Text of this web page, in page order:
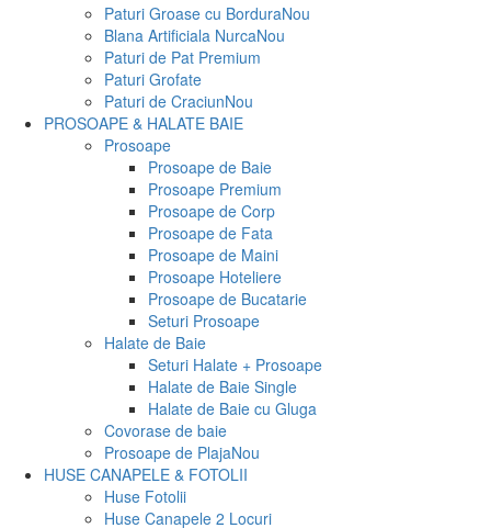
Paturi Groase cu BorduraNou
Blana Artificiala NurcaNou
Paturi de Pat Premium
Paturi Grofate
Paturi de CraciunNou
PROSOAPE & HALATE BAIE
Prosoape
Prosoape de Baie
Prosoape Premium
Prosoape de Corp
Prosoape de Fata
Prosoape de Maini
Prosoape Hoteliere
Prosoape de Bucatarie
Seturi Prosoape
Halate de Baie
Seturi Halate + Prosoape
Halate de Baie Single
Halate de Baie cu Gluga
Covorase de baie
Prosoape de PlajaNou
HUSE CANAPELE & FOTOLII
Huse Fotolii
Huse Canapele 2 Locuri